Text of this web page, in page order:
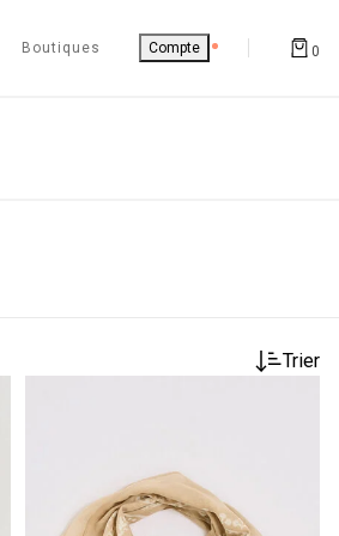
Boutiques Compte 0
Trier